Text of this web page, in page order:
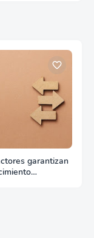
garantizan